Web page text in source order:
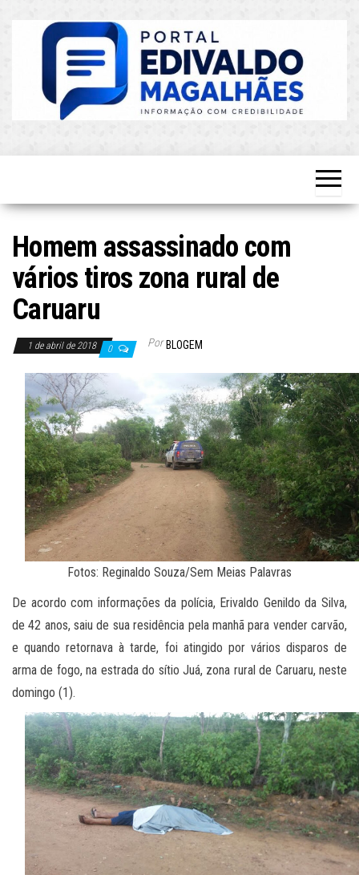
Atualizado!
Homem assassinado com
vários tiros zona rural de
Caruaru
1 de abril de 2018 0 Por BLOGEM
Fotos: Reginaldo Souza/Sem Meias Palavras
De acordo com informações da polícia, Erivaldo Genildo da Silva,
de 42 anos, saiu de sua residência pela manhã para vender carvão,
e quando retornava à tarde, foi atingido por vários disparos de
arma de fogo, na estrada do sítio Juá, zona rural de Caruaru, neste
domingo (1).